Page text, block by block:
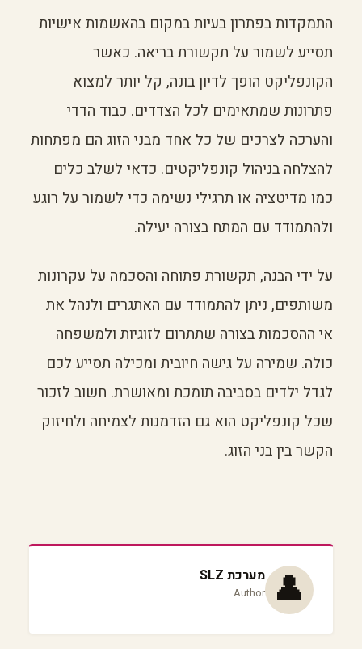
התמקדות בפתרון בעיות במקום בהאשמות אישיות
תסייע לשמור על תקשורת בריאה. כאשר
הקונפליקט הופך לדיון בונה, קל יותר למצוא
פתרונות שמתאימים לכל הצדדים. כבוד הדדי
והערכה לצרכים של כל אחד מבני הזוג הם מפתחות
להצלחה בניהול קונפליקטים. כדאי לשלב כלים
כמו מדיטציה או תרגילי נשימה כדי לשמור על רוגע
ולהתמודד עם המתח בצורה יעילה.
על ידי הבנה, תקשורת פתוחה והסכמה על עקרונות
משותפים, ניתן להתמודד עם האתגרים ולנהל את
אי ההסכמות בצורה שתתרום לזוגיות ולמשפחה
כולה. שמירה על גישה חיובית ומכילה תסייע לכם
לגדל ילדים בסביבה תומכת ומאושרת. חשוב לזכור
שכל קונפליקט הוא גם הזדמנות לצמיחה ולחיזוק
הקשר בין בני הזוג.
👤 מערכת SLZ
Author